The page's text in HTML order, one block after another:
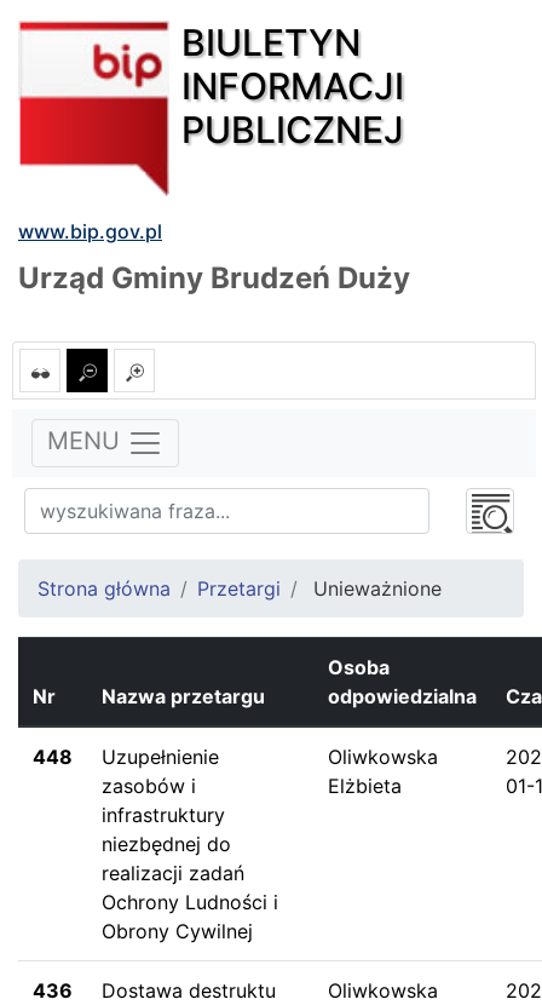
BIULETYN
INFORMACJI
PUBLICZNEJ
www.bip.gov.pl
Urząd Gminy Brudzeń Duży
MENU
Strona główna Przetargi Unieważnione
Nr Nazwa przetargu
Osoba
odpowiedzialna
448
Uzupełnienie
zasobów i
infrastruktury
niezbędnej do
realizacji zadań
Ochrony Ludności i
Obrony Cywilnej
Oliwkowska
Elżbieta
01-
436
Dostawa destruktu
Oliwkowska